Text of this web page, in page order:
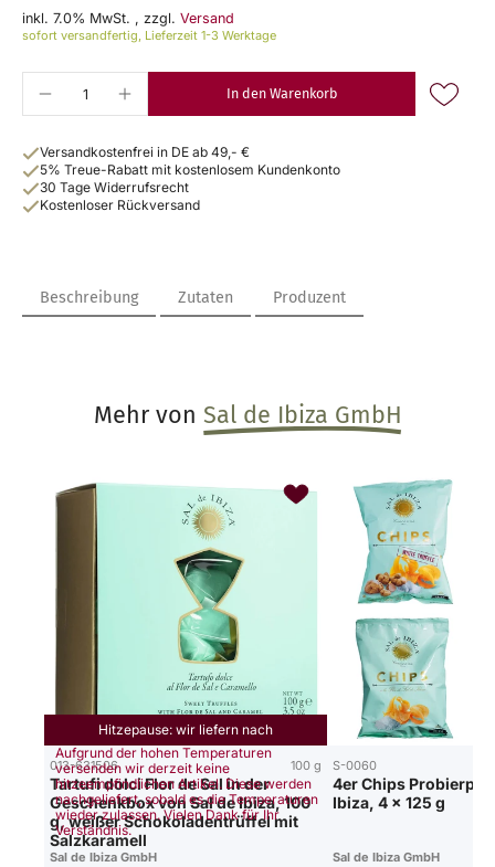
inkl. 7.0% MwSt. , zzgl. Versand
sofort versandfertig, Lieferzeit 1-3 Werktage
In den Warenkorb
Versandkostenfrei in DE ab 49,- €
5% Treue-Rabatt mit kostenlosem Kundenkonto
30 Tage Widerrufsrecht
Kostenloser Rückversand
Beschreibung Zutaten Produzent
Mehr von Sal de Ibiza GmbH
Hitzepause: wir liefern nach
Aufgrund der hohen Temperaturen
versenden wir derzeit keine
hitzeempfindlichen Artikel. Diese werden
nachgeliefert, sobald es die Temperaturen
wieder zulassen. Vielen Dank für Ihr
Verständnis.
013-631506 100 g
Tartufi dolci Flor de Sal in der
Geschenkbox von Sal de Ibiza, 100
g, weißer Schokoladentrüffel mit
Salzkaramell
Sal de Ibiza GmbH
S-0060
4er Chips
Ibiza, 4 x 125 g
Sal de Ibiza GmbH